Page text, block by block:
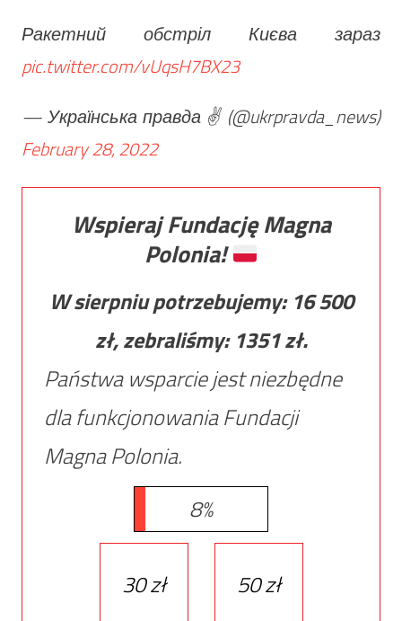
Ракетний обстріл Києва зараз
pic.twitter.com/vUqsH7BX23
— Українська правда ✌️ (@ukrpravda_news)
February 28, 2022
Wspieraj Fundację Magna
Polonia!
W sierpniu potrzebujemy: 16 500
zł, zebraliśmy: 1351zł.
Państwa wsparcie jest niezbędne
dla funkcjonowania Fundacji
Magna Polonia.
8%
30 zł 50 zł